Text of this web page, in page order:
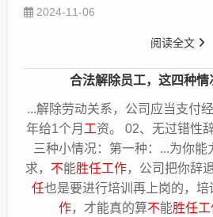
2024-11-06
阅读全文
合法解除员工，这四种情
...解除劳动关系，公司应当支付
年给1个月 工资。 02、无过错性
三种小情况：第一种：...为你能
求， 不能胜任工作，公司把你辞
任也是要进行培训再上岗的，培
作，才能真的算不能胜任